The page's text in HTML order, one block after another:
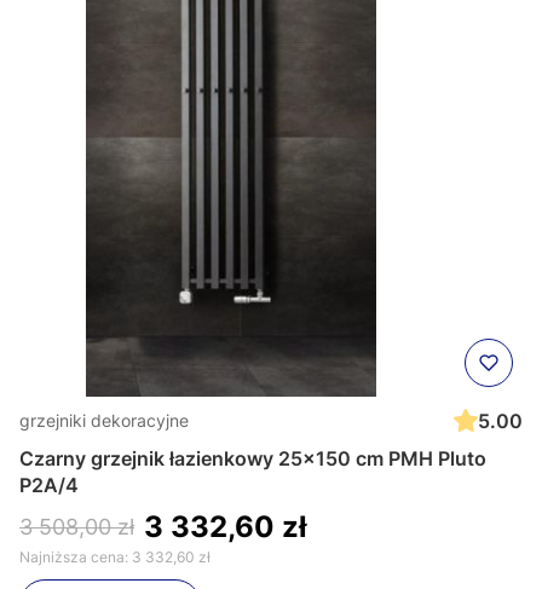
grzejniki dekoracyjne
5.00
Czarny grzejnik łazienkowy 25x150 cm PMH Pluto
P2A/4
3 508,00 zł 3 332,60 zł
Najniższa cena: 3 332,60 zł